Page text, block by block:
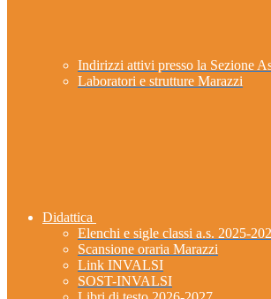
Indirizzi attivi presso la Sezione
Laboratori e strutture Marazzi
Didattica
Elenchi e sigle classi a.s. 2025-
Scansione oraria Marazzi
Link INVALSI
SOST-INVALSI